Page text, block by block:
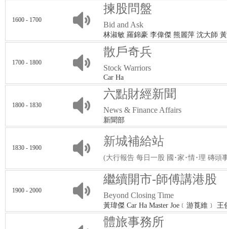
1600 - 1700
揀股問盤
Bid and Ask
林淑敏 羅錦豪 李偉傑 熊麗萍 沈大師
1700 - 1800
散戶奇兵
Stock Warriors
Car Ha
1800 - 1830
六點財經新聞
News & Finance Affairs
新聞部
1830 - 1900 新城補給站
(大行報告 每日一股 國･家･情･理 磚頭
1900 - 2000
繼續開市-師傅講港股
Beyond Closing Time
黃瑋傑 Car Ha Master Joe﹝游莨維﹞ 王
體旅事務所